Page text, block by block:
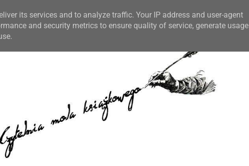
KONTAKT CZYTELNIA PO GODZINACH
its services and to analyze traffic. Your IP address and user-agent
and security metrics to ensure quality of service, generate usage